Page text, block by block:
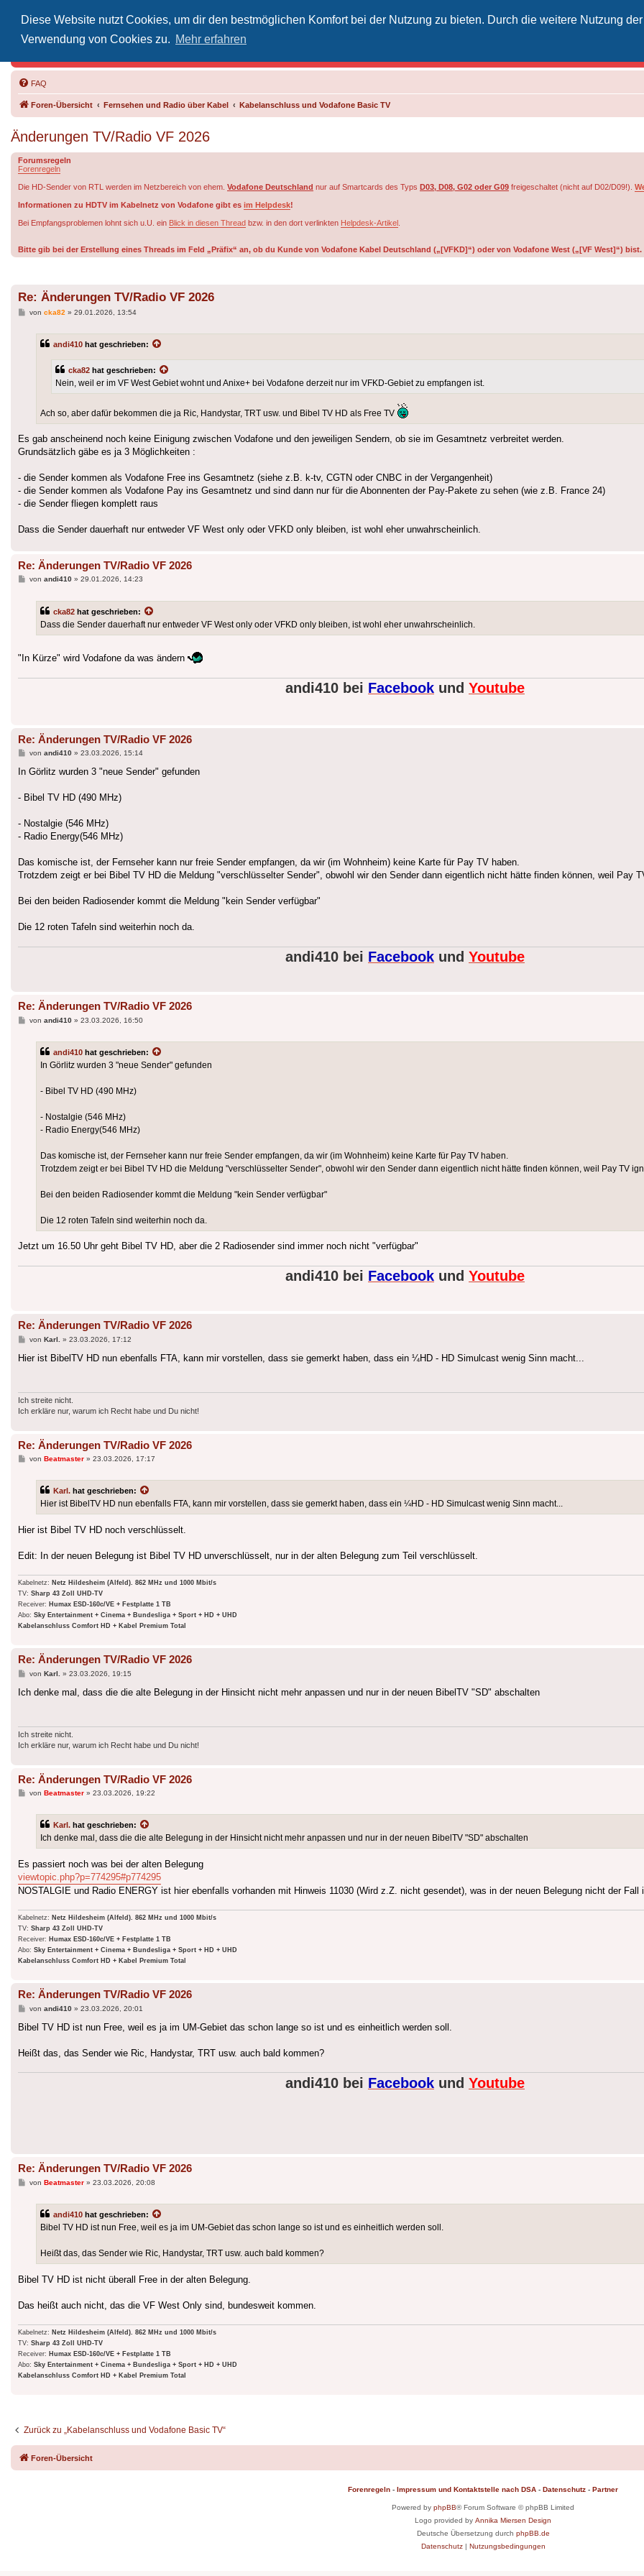
Diese Website nutzt Cookies, um dir den bestmöglichen Komfort bei der Nutzung zu bieten. Durch die weitere Nutzung
Verwendung von Cookies zu. Mehr erfahren
FAQ
Foren-Übersicht Fernsehen und Radio über Kabel Kabelanschluss und Vodafone Basic TV
Änderungen TV/Radio VF 2026
Forumsregeln
Forenregeln
Die HD-Sender von RTL werden im Netzbereich von ehem. Vodafone Deutschland nur auf Smartcards des Typs D03, D08, G02 oder G09 freigeschaltet (nicht auf D02/D09!).
Informationen zu HDTV im Kabelnetz von Vodafone gibt es im Helpdesk!
Bei Empfangsproblemen lohnt sich u.U. ein Blick in diesen Thread bzw. in den dort verlinkten Helpdesk-Artikel
Bitte gib bei der Erstellung eines Threads im Feld „Präfix“ an, ob du Kunde von Vodafone Kabel Deutschland („[VFKD]“) oder von Vodafone West („[VF West]“) bist.
Re: Änderungen TV/Radio VF 2026
Beitrag
von cka82 » 29.01.2026, 13:54
andi410 hat geschrieben:
cka82 hat geschrieben:
Nein, weil er im VF West Gebiet wohnt und Anixe+ bei Vodafone derzeit nur im VFKD-Gebiet zu empfangen ist.
Ach so, aber dafür bekommen die ja Ric, Handystar, TRT usw. und Bibel TV HD als Free TV
Es gab anscheinend noch keine Einigung zwischen Vodafone und den jeweiligen Sendern, ob sie im Gesamtnetz verbreitet werden.
Grundsätzlich gäbe es ja 3 Möglichkeiten :
- die Sender kommen als Vodafone Free ins Gesamtnetz (siehe z.B. k-tv, CGTN oder CNBC in der Vergangenheit)
- die Sender kommen als Vodafone Pay ins Gesamtnetz und sind dann nur für die Abonnenten der Pay-Pakete zu sehen (wie z.B. France 24)
- die Sender fliegen komplett raus
Dass die Sender dauerhaft nur entweder VF West only oder VFKD only bleiben, ist wohl eher unwahrscheinlich.
Re: Änderungen TV/Radio VF 2026
Beitrag
von andi410» 29.01.2026, 14:23
cka82 hat geschrieben:
Dass die Sender dauerhaft nur entweder VF West only oder VFKD only bleiben, ist wohl eher unwahrscheinlich.
"In Kürze" wird Vodafone da was ändern
andi410 bei Facebook und Youtube
Re: Änderungen TV/Radio VF 2026
Beitrag
von andi410» 23.03.2026, 15:14
In Görlitz wurden 3 "neue Sender" gefunden
- Bibel TV HD (490 MHz)
- Nostalgie (546 MHz)
- Radio Energy(546 MHz)
Das komische ist, der Fernseher kann nur freie Sender empfangen, da wir (im Wohnheim) keine Karte für Pay TV haben.
Trotzdem zeigt er bei Bibel TV HD die Meldung "verschlüsselter Sender", obwohl wir den Sender dann eigentlich nicht hätte finden können, weil Pay
Bei den beiden Radiosender kommt die Meldung "kein Sender verfügbar"
Die 12 roten Tafeln sind weiterhin noch da.
andi410 bei Facebook und Youtube
Re: Änderungen TV/Radio VF 2026
Beitrag
von andi410» 23.03.2026, 16:50
andi410 hat geschrieben:
In Görlitz wurden 3 "neue Sender" gefunden
- Bibel TV HD (490 MHz)
- Nostalgie (546 MHz)
- Radio Energy(546 MHz)
Das komische ist, der Fernseher kann nur freie Sender empfangen, da wir (im Wohnheim) keine Karte für Pay TV haben.
Trotzdem zeigt er bei Bibel TV HD die Meldung "verschlüsselter Sender", obwohl wir den Sender dann eigentlich nicht hätte finden können, weil Pay TV
Bei den beiden Radiosender kommt die Meldung "kein Sender verfügbar"
Die 12 roten Tafeln sind weiterhin noch da.
Jetzt um 16.50 Uhr geht Bibel TV HD, aber die 2 Radiosender sind immer noch nicht "verfügbar"
andi410 bei Facebook und Youtube
Re: Änderungen TV/Radio VF 2026
Beitrag
von Karl. » 23.03.2026, 17:12
Hier ist BibelTV HD nun ebenfalls FTA, kann mir vorstellen, dass sie gemerkt haben, dass ein ¼HD - HD Simulcast wenig Sinn macht...
Ich streite nicht.
Ich erkläre nur, warum ich Recht habe und Du nicht!
Re: Änderungen TV/Radio VF 2026
Beitrag
von Beatmaster» 23.03.2026, 17:17
Karl. hat geschrieben:
Hier ist BibelTV HD nun ebenfalls FTA, kann mir vorstellen, dass sie gemerkt haben, dass ein ¼HD - HD Simulcast wenig Sinn macht...
Hier ist Bibel TV HD noch verschlüsselt.
Edit: In der neuen Belegung ist Bibel TV HD unverschlüsselt, nur in der alten Belegung zum Teil verschlüsselt.
Kabelnetz: Netz Hildesheim (Alfeld). 862 MHz und 1000 Mbit/s
TV: Sharp 43 Zoll UHD-TV
Receiver: Humax ESD-160c/VE + Festplatte 1 TB
Abo: Sky Entertainment + Cinema + Bundesliga + Sport + HD + UHD
Kabelanschluss Comfort HD + Kabel Premium Total
Re: Änderungen TV/Radio VF 2026
Beitrag
von Karl. » 23.03.2026, 19:15
Ich denke mal, dass die die alte Belegung in der Hinsicht nicht mehr anpassen und nur in der neuen BibelTV "SD" abschalten
Ich streite nicht.
Ich erkläre nur, warum ich Recht habe und Du nicht!
Re: Änderungen TV/Radio VF 2026
Beitrag
von Beatmaster» 23.03.2026, 19:22
Karl. hat geschrieben:
Ich denke mal, dass die die alte Belegung in der Hinsicht nicht mehr anpassen und nur in der neuen BibelTV "SD" abschalten
Es passiert noch was bei der alten Belegung
viewtopic.php?p=774295#p774295
NOSTALGIE und Radio ENERGY ist hier ebenfalls vorhanden mit Hinweis 11030 (Wird z.Z. nicht gesendet), was in der neuen Belegung nicht der Fall
Kabelnetz: Netz Hildesheim (Alfeld). 862 MHz und 1000 Mbit/s
TV: Sharp 43 Zoll UHD-TV
Receiver: Humax ESD-160c/VE + Festplatte 1 TB
Abo: Sky Entertainment + Cinema + Bundesliga + Sport + HD + UHD
Kabelanschluss Comfort HD + Kabel Premium Total
Re: Änderungen TV/Radio VF 2026
Beitrag
von andi410» 23.03.2026, 20:01
Bibel TV HD ist nun Free, weil es ja im UM-Gebiet das schon lange so ist und es einheitlich werden soll.
Heißt das, das Sender wie Ric, Handystar, TRT usw. auch bald kommen?
andi410 bei Facebook und Youtube
Re: Änderungen TV/Radio VF 2026
Beitrag
von Beatmaster» 23.03.2026, 20:08
andi410 hat geschrieben:
Bibel TV HD ist nun Free, weil es ja im UM-Gebiet das schon lange so ist und es einheitlich werden soll.
Heißt das, das Sender wie Ric, Handystar, TRT usw. auch bald kommen?
Bibel TV HD ist nicht überall Free in der alten Belegung.
Das heißt auch nicht, das die VF West Only sind, bundesweit kommen.
Kabelnetz: Netz Hildesheim (Alfeld). 862 MHz und 1000 Mbit/s
TV: Sharp 43 Zoll UHD-TV
Receiver: Humax ESD-160c/VE + Festplatte 1 TB
Abo: Sky Entertainment + Cinema + Bundesliga + Sport + HD + UHD
Kabelanschluss Comfort HD + Kabel Premium Total
Zurück zu „Kabelanschluss und Vodafone Basic TV“
Foren-Übersicht
Forenregeln - Impressum und Kontaktstelle nach DSA - Datenschutz - Partner
Powered by phpBB® Forum Software © phpBB Limited
Logo provided by Annika Miersen Design
Deutsche Übersetzung durch phpBB.de
Datenschutz| Nutzungsbedingungen